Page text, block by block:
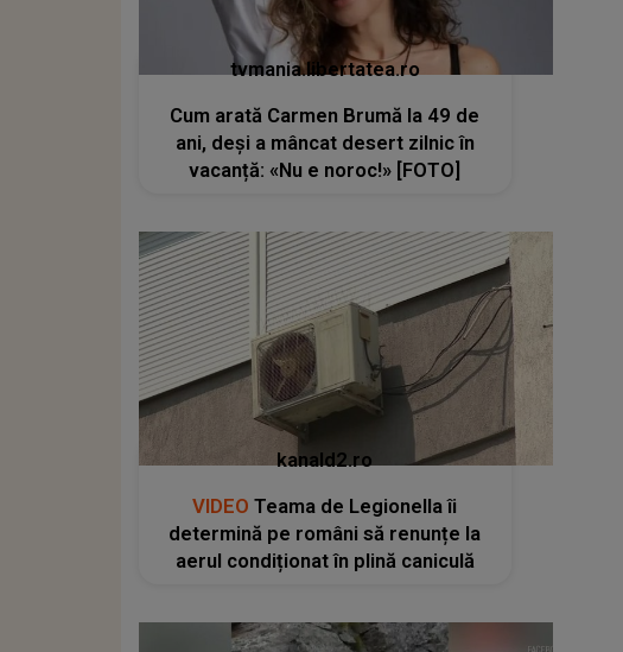
tvmania.libertatea.ro
Cum arată Carmen Brumă la 49 de
ani, deși a mâncat desert zilnic în
vacanță: «Nu e noroc!» [FOTO]
kanald2.ro
VIDEO Teama de Legionella îi
determină pe români să renunțe la
aerul condiționat în plină caniculă